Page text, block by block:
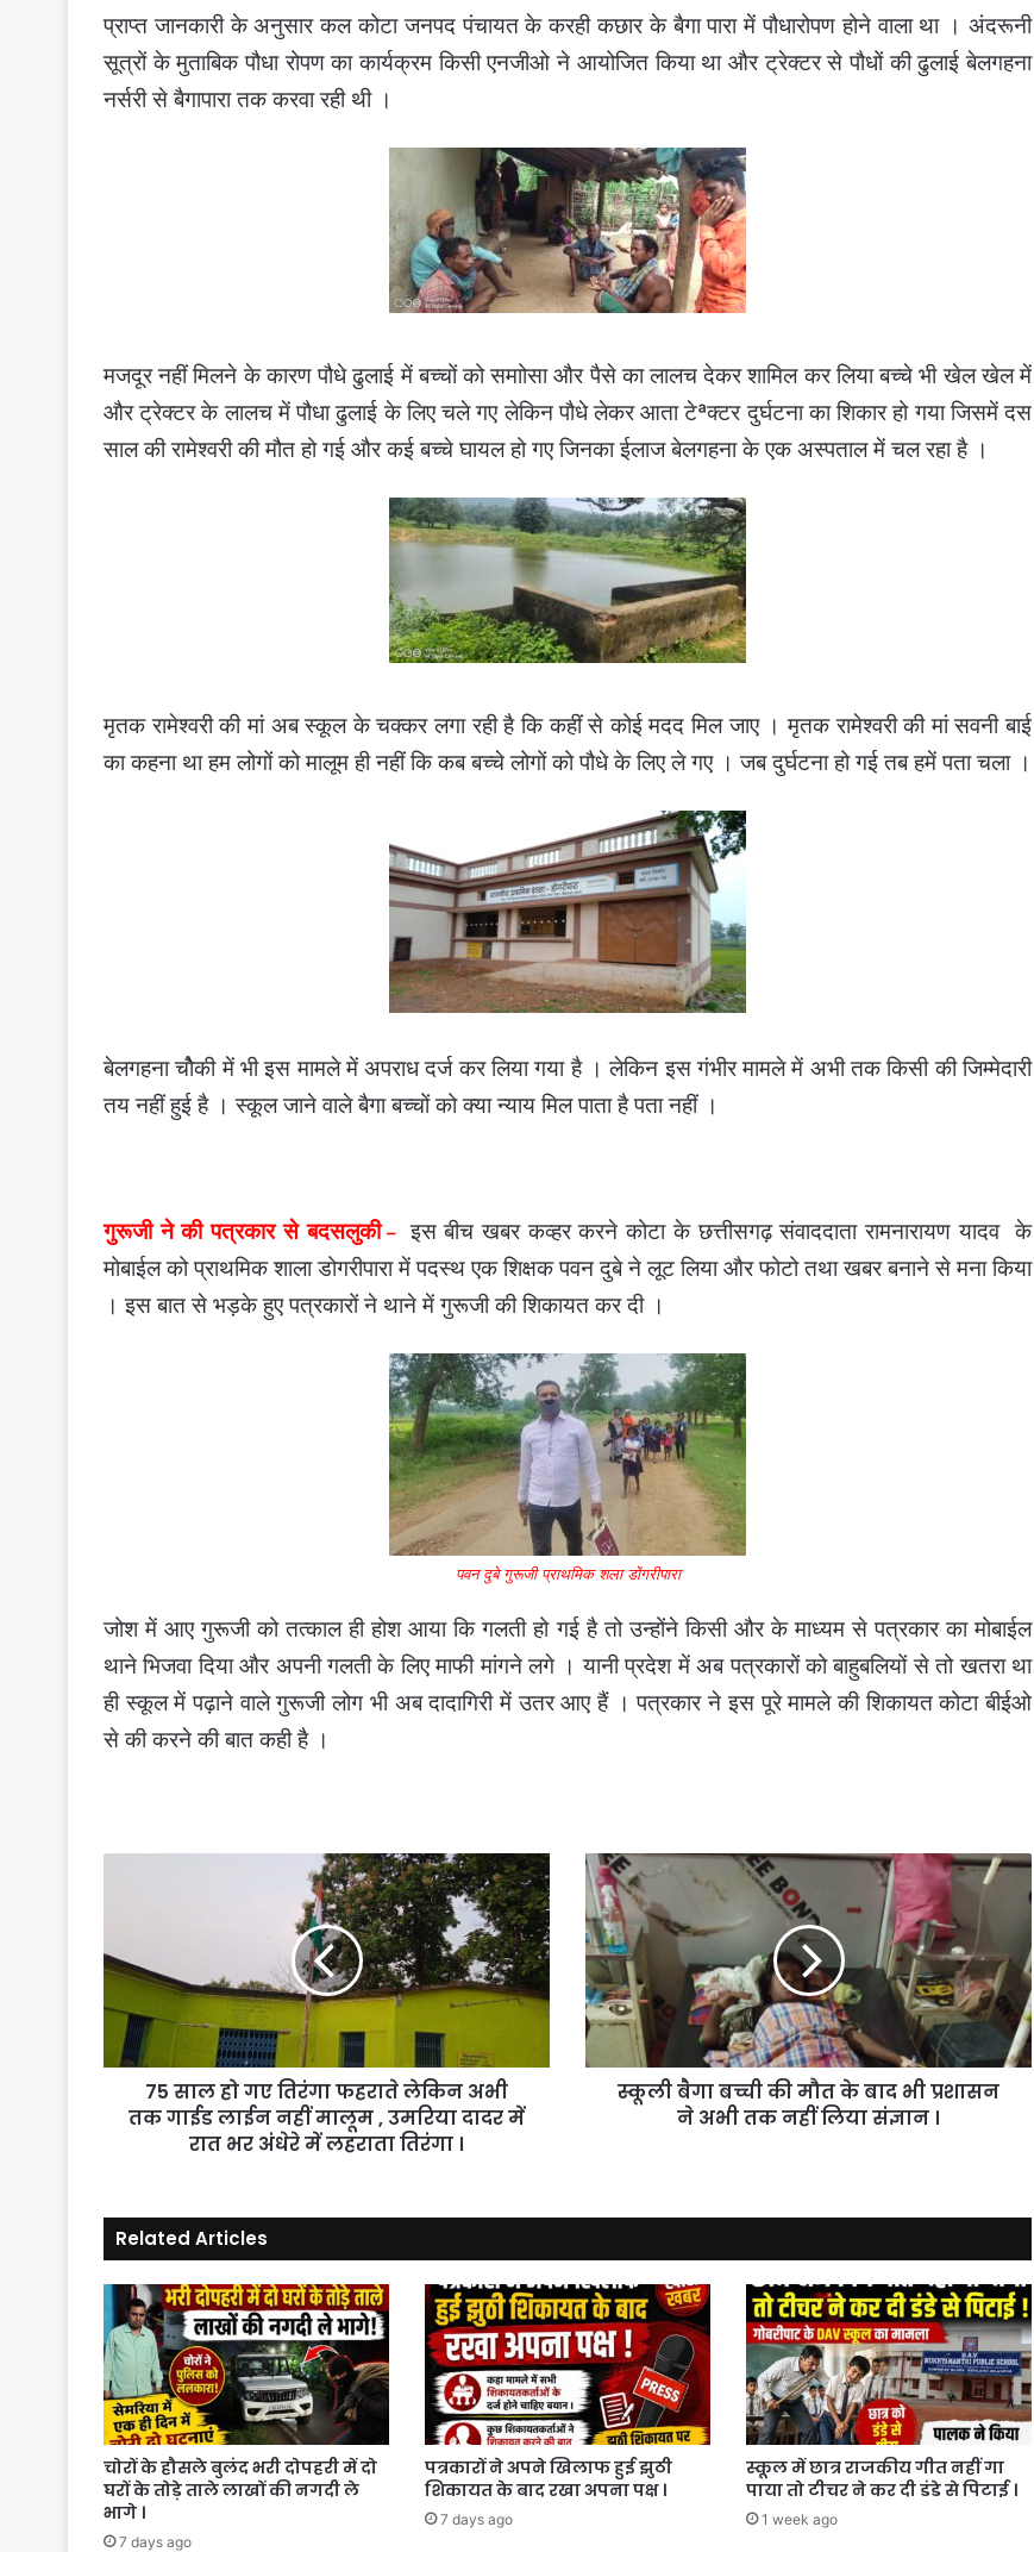
प्राप्त जानकारी के अनुसार कल कोटा जनपद पंचायत के करही कछार के बैगा पारा में पौधारोपण होने वाला था । अंदरूनी
सूत्रों के मुताबिक पौधा रोपण का कार्यक्रम किसी एनजीओ ने आयोजित किया था और ट्रेक्टर से पौधों की ढुलाई बेलगहना
नर्सरी से बैगापारा तक करवा रही थी ।
मजदूर नहीं मिलने के कारण पौधे ढुलाई में बच्चों को समाोसा और पैसे का लालच देकर शामिल कर लिया बच्चे भी खेल खेल में
और ट्रेक्टर के लालच में पौधा ढुलाई के लिए चले गए लेकिन पौधे लेकर आता टेªक्टर दुर्घटना का शिकार हो गया जिसमें दस
साल की रामेश्वरी की मौत हो गई और कई बच्चे घायल हो गए जिनका ईलाज बेलगहना के एक अस्पताल में चल रहा है ।
मृतक रामेश्वरी की मां अब स्कूल के चक्कर लगा रही है कि कहीं से कोई मदद मिल जाए । मृतक रामेश्वरी की मां सवनी बाई
का कहना था हम लोगों को मालूम ही नहीं कि कब बच्चे लोगों को पौधे के लिए ले गए । जब दुर्घटना हो गई तब हमें पता चला ।
बेलगहना चोैकी में भी इस मामले में अपराध दर्ज कर लिया गया है । लेकिन इस गंभीर मामले में अभी तक किसी की जिम्मेदारी
तय नहीं हुई है । स्कूल जाने वाले बैगा बच्चों को क्या न्याय मिल पाता है पता नहीं ।
गुरूजी ने की पत्रकार से बदसलुकी–इस बीच खबर कव्हर करने कोटा के छत्तीसगढ़ संवाददाता रामनारायण यादव के
मोबाईल को प्राथमिक शाला डोगरीपारा में पदस्थ एक शिक्षक पवन दुबे ने लूट लिया और फोटो तथा खबर बनाने से मना किया
। इस बात से भड़के हुए पत्रकारों ने थाने में गुरूजी की शिकायत कर दी ।
पवन दुबे गुरूजी प्राथमिक शला डोंगरीपारा
जोश में आए गुरूजी को तत्काल ही होश आया कि गलती हो गई है तो उन्होंने किसी और के माध्यम से पत्रकार का मोबाईल
थाने भिजवा दिया और अपनी गलती के लिए माफी मांगने लगे । यानी प्रदेश में अब पत्रकारों को बाहुबलियों से तो खतरा था
ही स्कूल में पढ़ाने वाले गुरूजी लोग भी अब दादागिरी में उतर आए हैं । पत्रकार ने इस पूरे मामले की शिकायत कोटा बीईओ
से की करने की बात कही है ।
तिरंगा
फहराते
लेकिन
अभी
तक
लाईन
उमरिया
दादर
में
रात
अंधेरे
में
लहराता
तिरंगा
।
75 साल हो गए तिरंगा फहराते लेकिन अभी
तक गाईड लाईन नहीं मालूम , उमरिया दादर में
रात भर अंधेरे में लहराता तिरंगा ।
स्कूली
बैगा
बच्ची
की
मौत
के
बाद
भी
प्रशासन
संज्ञान
स्कूली बैगा बच्ची की मौत के बाद भी प्रशासन
ने अभी तक नहीं लिया संज्ञान ।
Related Articles
चोरों के हौसले बुलंद भरी दोपहरी में दो
घरों के तोड़े ताले लाखों की नगदी ले
भागे ।
7 days ago
पत्रकारों ने अपने खिलाफ हुई झुठी
शिकायत के बाद रखा अपना पक्ष ।
7 days ago
स्कूल में छात्र राजकीय गीत नहीं गा
पाया तो टीचर ने कर दी डंडे से पिटाई ।
1 week ago